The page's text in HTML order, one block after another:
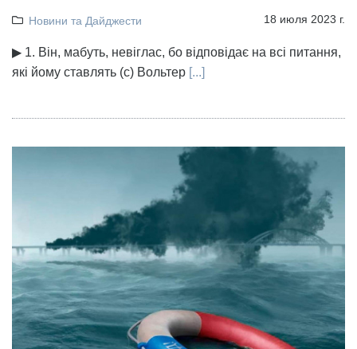
Новини та Дайджести 18 июля 2023 г.
▶ 1. Він, мабуть, невіглас, бо відповідає на всі питання,
які йому ставлять (с) Вольтер [...]